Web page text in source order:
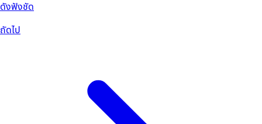
ดังฟังชัด
ถัดไป